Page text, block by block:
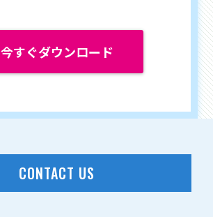
今すぐダウンロード
CONTACT US